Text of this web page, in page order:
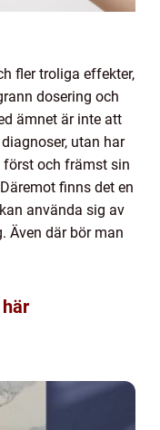
fler troliga effekter,
dosering och
ämnet är inte att
utan har
och främst sin
finns det en
använda sig av
Även där bör man